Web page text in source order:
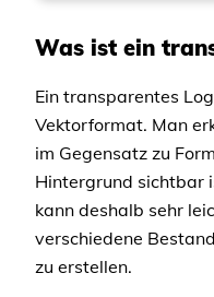
Was ist ein
Ein transparentes
Vektorformat. Man
im Gegensatz zu
Hintergrund sichtbar
kann deshalb sehr
verschiedene
zu erstellen.